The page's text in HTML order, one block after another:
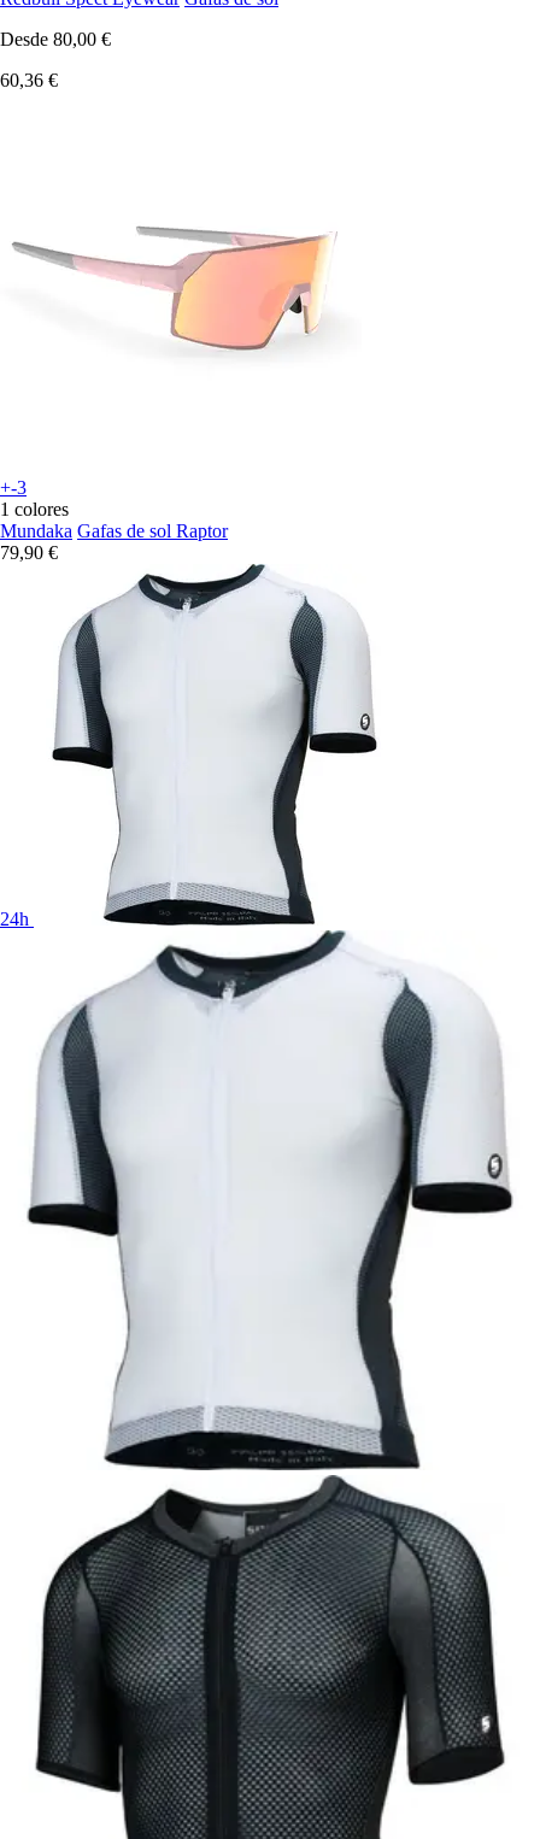
Desde 80,00 €
60,36 €
+-3
1 colores
Mundaka Gafas de sol Raptor
79,90 €
24h